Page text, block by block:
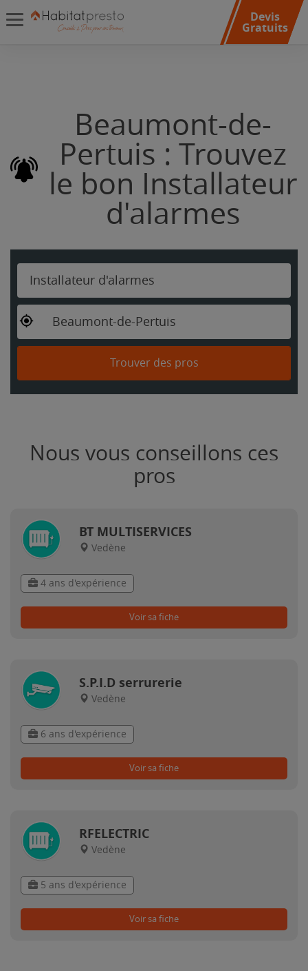
Devis
Gratuits
Beaumont-de-
Pertuis : Trouvez
le bon Installateur
d'alarmes
Installateur d'alarmes
Beaumont-de-Pertuis
Trouver des pros
Nous vous conseillons ces
pros
BT MULTISERVICES
Vedène
4 ans d'expérience
Voir sa fiche
S.P.I.D serrurerie
Vedène
6 ans d'expérience
Voir sa fiche
RFELECTRIC
Vedène
5 ans d'expérience
Voir sa fiche